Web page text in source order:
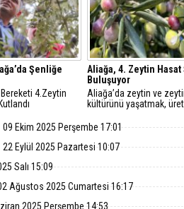
Şenliğe
4.Zeytin
Aliağa, 4. Zeytin
Buluşuyor
Aliağa’da zeytin ve
kültürünü yaşatmak,
Şenliği, 21 Ekim 2025
düzenlenecek.
09 Ekim 2025 Perşembe 17:01
22 Eylül 2025 Pazartesi 10:07
Salı 15:09
Ağustos 2025 Cumartesi 16:17
2025 Perşembe 14:53